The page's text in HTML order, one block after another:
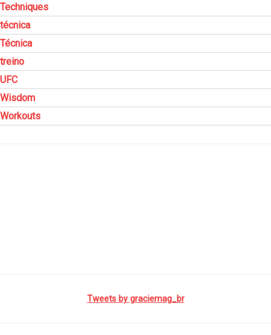
Techniques
técnica
Técnica
treino
UFC
Wisdom
Workouts
Tweets by graciemag_br